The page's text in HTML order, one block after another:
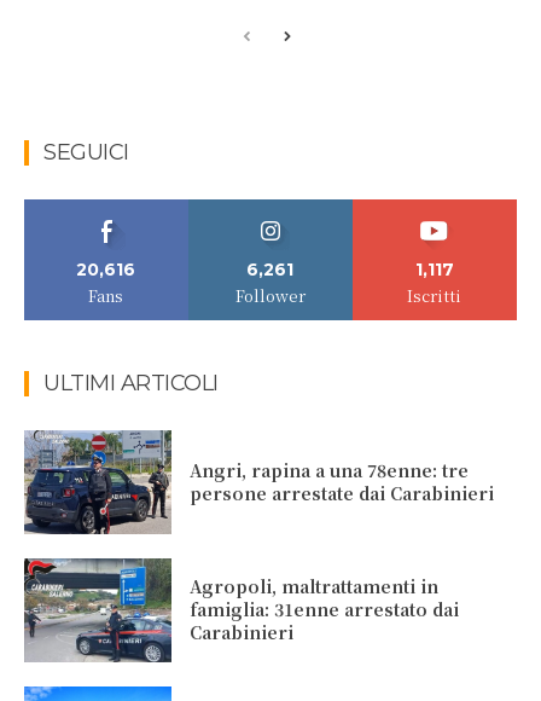
SEGUICI
20,616
Fans
6,261
Follower
1,117
Iscritti
ULTIMI ARTICOLI
Angri, rapina a una 78enne: tre
persone arrestate dai Carabinieri
Agropoli, maltrattamenti in
famiglia: 31enne arrestato dai
Carabinieri